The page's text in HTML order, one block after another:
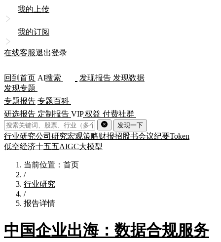
我的上传
我的订阅
在线客服退出登录
回到首页 AI搜索 发现报告 发现数据
发现专题
专题报告 专题百科
研选报告 定制报告 VIP权益 付费社群
发现一下
行业研究公司研究宏观策略财报招股书会议纪要Token
低空经济十五五AIGC大模型
当前位置：首页
/
行业研究
/
报告详情
中国企业出海：数据合规服务